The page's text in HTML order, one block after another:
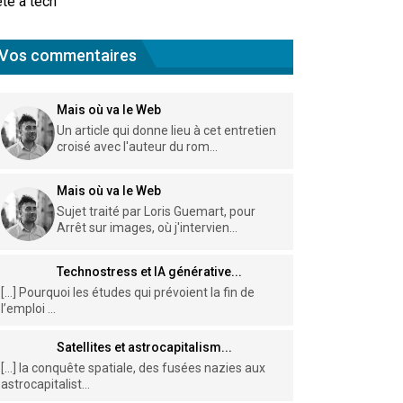
commentaires
Mais où va le Web
Un article qui donne lieu à cet entretien
croisé avec l'auteur du rom...
Mais où va le Web
Sujet traité par Loris Guemart, pour
Arrêt sur images, où j'intervien...
Technostress et IA générative...
[…] Pourquoi les études qui prévoient la fin de
l’emploi ...
Satellites et astrocapitalism...
[…] la conquête spatiale, des fusées nazies aux
astrocapitalist...